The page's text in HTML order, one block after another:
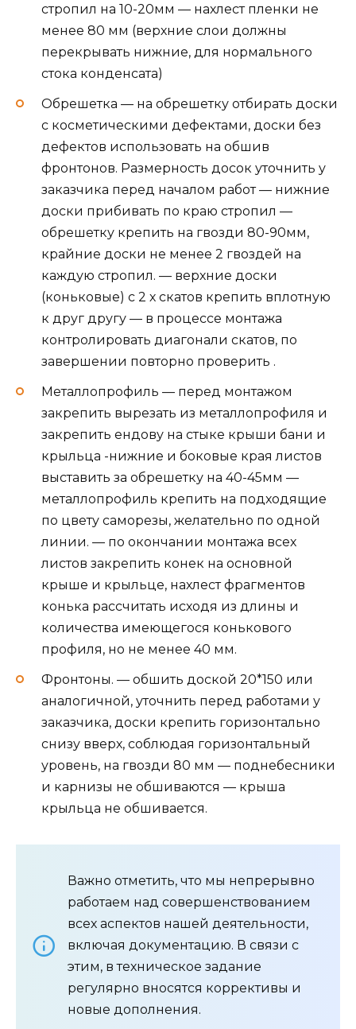
стропил на 10-20мм — нахлест пленки не
менее 80 мм (верхние слои должны
перекрывать нижние, для нормального
стока конденсата)
Обрешетка — на обрешетку отбирать доски
с косметическими дефектами, доски без
дефектов использовать на обшив
фронтонов. Размерность досок уточнить у
заказчика перед началом работ — нижние
доски прибивать по краю стропил —
обрешетку крепить на гвозди 80-90мм,
крайние доски не менее 2 гвоздей на
каждую стропил. — верхние доски
(коньковые) с 2 х скатов крепить вплотную
к друг другу — в процессе монтажа
контролировать диагонали скатов, по
завершении повторно проверить .
Металлопрофиль — перед монтажом
закрепить вырезать из металлопрофиля и
закрепить ендову на стыке крыши бани и
крыльца -нижние и боковые края листов
выставить за обрешетку на 40-45мм —
металлопрофиль крепить на подходящие
по цвету саморезы, желательно по одной
линии. — по окончании монтажа всех
листов закрепить конек на основной
крыше и крыльце, нахлест фрагментов
конька рассчитать исходя из длины и
количества имеющегося конькового
профиля, но не менее 40 мм.
Фронтоны. — обшить доской 20*150 или
аналогичной, уточнить перед работами у
заказчика, доски крепить горизонтально
снизу вверх, соблюдая горизонтальный
уровень, на гвозди 80 мм — поднебесники
и карнизы не обшиваются — крыша
крыльца не обшивается.
Важно отметить, что мы непрерывно
работаем над совершенствованием
всех аспектов нашей деятельности,
включая документацию. В связи с
этим, в техническое задание
регулярно вносятся коррективы и
новые дополнения.